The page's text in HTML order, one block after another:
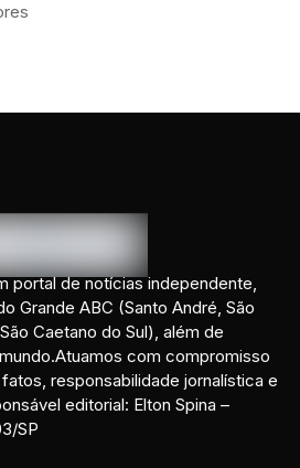
portal de notícias independente,
Grande ABC (Santo André, São
Caetano do Sul), além de
com compromisso
responsabilidade jornalística e
editorial: Elton Spina –
SP